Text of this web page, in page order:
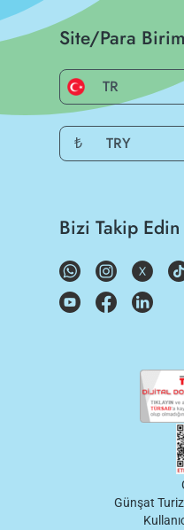
Site/Para
TR
₺ TRY
Bizi Takip Edin
Günşat